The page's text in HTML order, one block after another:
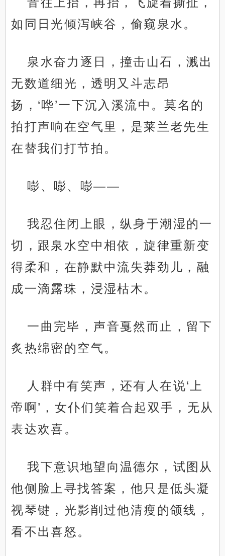
如同日光倾泻峡谷，偷窥泉水。
泉水奋力逐日，撞击山石，溅出
无数道细光，透明又斗志昂
扬，‘哗’一下沉入溪流中。莫名的
拍打声响在空气里，是莱兰老先生
在替我们打节拍。
嘭、嘭、嘭——
我忍住闭上眼，纵身于潮湿的一
切，跟泉水空中相依，旋律重新变
得柔和，在静默中流失莽劲儿，融
成一滴露珠，浸湿枯木。
一曲完毕，声音戛然而止，留下
炙热绵密的空气。
人群中有笑声，还有人在说‘上
帝啊’，女仆们笑着合起双手，无从
表达欢喜。
我下意识地望向温德尔，试图从
他侧脸上寻找答案，他只是低头凝
视琴键，光影削过他清瘦的颌线，
看不出喜怒。